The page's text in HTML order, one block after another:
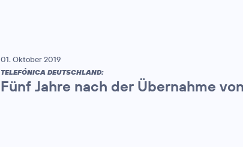
01. Oktober 2019
TELEFÓNICA DEUTSCHLAND:
Fünf Jahre nach der Übernahme